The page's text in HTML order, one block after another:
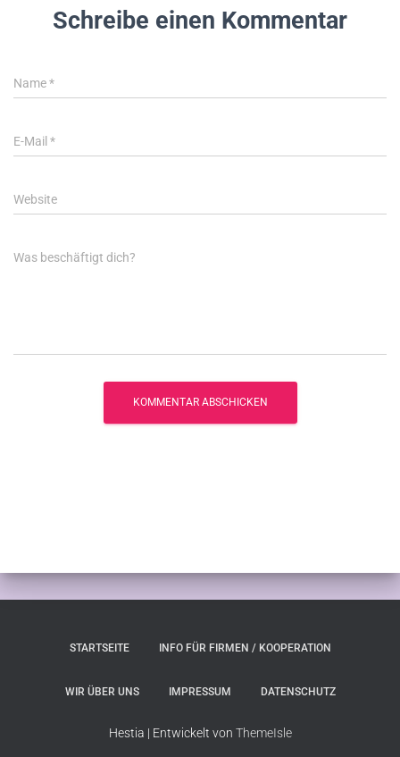
Schreibe einen Kommentar
Name*
E-Mail *
Website
Was beschäftigt dich?
STARTSEITE INFO FÜR FIRMEN / KOOPERATION
WIR ÜBER UNS IMPRESSUM DATENSCHUTZ
Hestia | Entwickelt von ThemeIsle